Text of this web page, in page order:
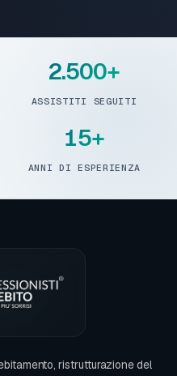
2.500+
ASSISTITI SEGUITI
15+
ANNI DI ESPERIENZA
ristrutturazione del